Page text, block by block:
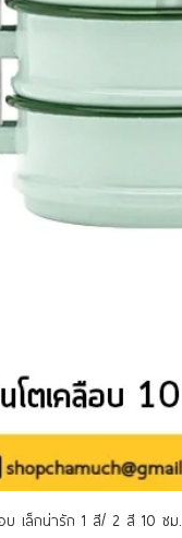
บ เล็กน่ารัก 1 สี/ 2 สี 10 ซ